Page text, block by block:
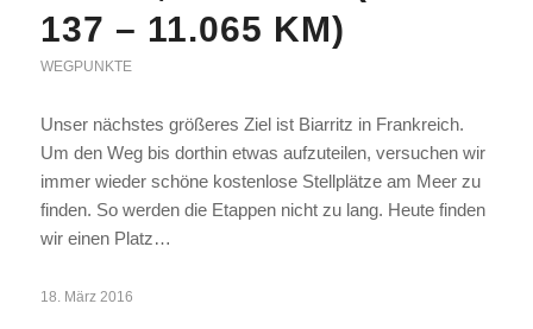
137 – 11.065 KM)
WEGPUNKTE
Unser nächstes größeres Ziel ist Biarritz in Frankreich.
Um den Weg bis dorthin etwas aufzuteilen, versuchen wir
immer wieder schöne kostenlose Stellplätze am Meer zu
finden. So werden die Etappen nicht zu lang. Heute finden
wir einen Platz…
18. März 2016